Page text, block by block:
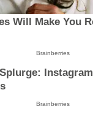
Will Make You
Brainberries
Brainberries